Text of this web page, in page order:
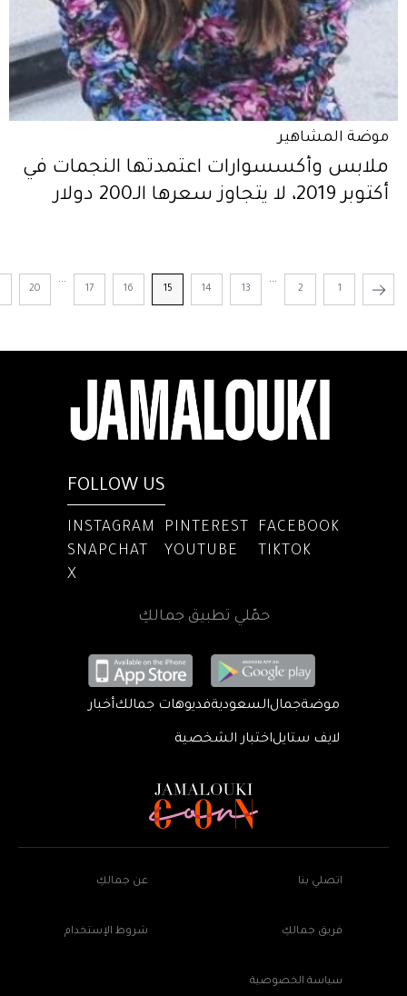
موضة المشاهير
ملابس وأكسسوارات اعتمدتها النجمات في
أكتوبر 2019، لا يتجاوز سعرها الـ200 دولار
1
2
...
13
14
15
16
17
...
20
FOLLOW US
INSTAGRAM PINTEREST
FACEBOOK
SNAPCHAT
YOUTUBE
TIKTOK
X
حمّلي تطبيق جمالكِ
موضةجمالالسعوديةفديوهات جمالكأخبار
لايف ستايلاختبار الشخصية
اتصلي بنا عن جمالكِ
فريق جمالكِ شروط الإستخدام
سياسة الخصوصية